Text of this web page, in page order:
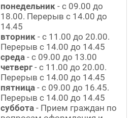
понедельник - с 09.00 до
18.00. Перерыв с 14.00 до
14.45
вторник - с 11.00 до 20.00.
Перерыв с 14.00 до 14.45
среда - с 09.00 до 13.00
четверг - с 11.00 до 20.00.
Перерыв с 14.00 до 14.45
пятница - с 09.00 до 16.45.
Перерыв с 14.00 до 14.45
суббота - Прием граждан по